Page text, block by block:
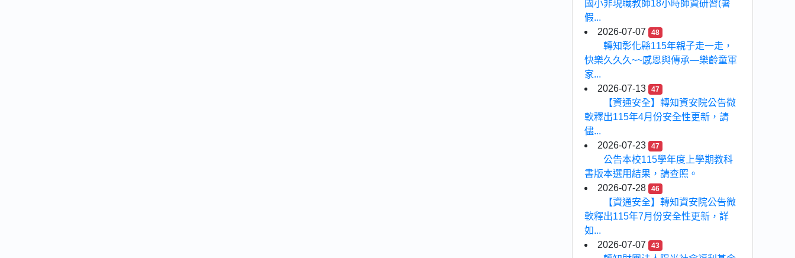
國小非現職教師18小時師資研習(暑
假...
2026-07-07
48
轉知彰化縣115年親子走一走，
快樂久久久~~感恩與傳承—樂齡童軍
家...
2026-07-13
47
【資通安全】轉知資安院公告微
軟釋出115年4月份安全性更新，請
儘...
2026-07-23
47
公告本校115學年度上學期教科
書版本選用結果，請查照。
2026-07-28
46
【資通安全】轉知資安院公告微
軟釋出115年7月份安全性更新，詳
如...
2026-07-07
43